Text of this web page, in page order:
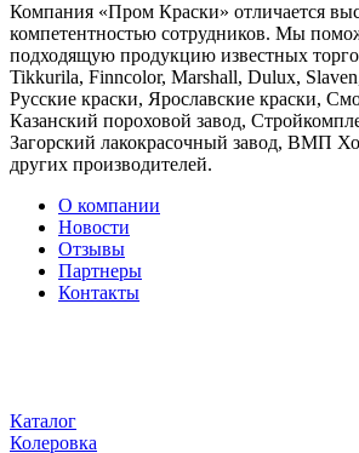
Компания «Пром Краски» отличается
компетентностью сотрудников. Мы
подходящую продукцию известных
Tikkurila, Finncolor, Marshall, Dulux,
Русские краски, Ярославские краски,
Казанский пороховой завод,
Загорский лакокрасочный завод, ВМП
других производителей.
О компании
Новости
Отзывы
Партнеры
Контакты
Каталог
Колеровка